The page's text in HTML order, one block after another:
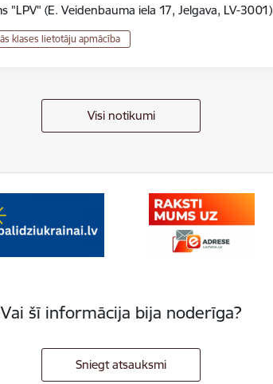
"LPV" (E. Veidenbauma iela 17, Jelgava, LV-3001)
klases lietotāju apmācība
Visi notikumi
Vai šī informācija bija noderīga?
Sniegt atsauksmi